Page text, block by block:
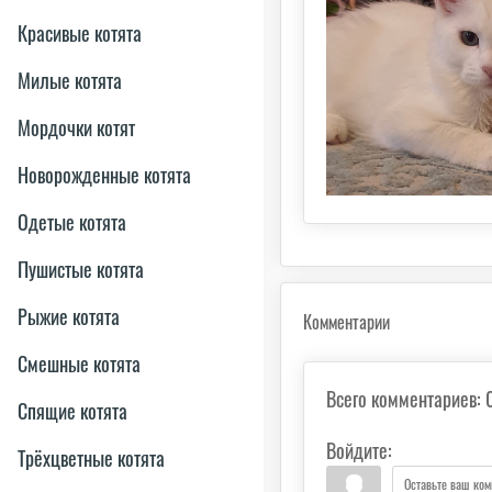
Красивые котята
Милые котята
Мордочки котят
Новорожденные котята
Одетые котята
Пушистые котята
Рыжие котята
Смешные котята
Спящие котята
Трёхцветные котята
Комментарии
Всего комментариев:
Войдите: